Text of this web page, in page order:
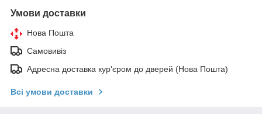
Умови доставки
Нова Пошта
Самовивіз
Адресна доставка кур'єром до дверей (Нова Пошта)
Всі умови доставки